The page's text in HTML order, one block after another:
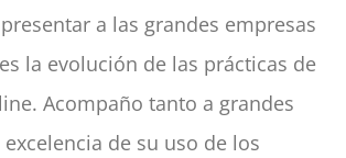
a las grandes empresas
la evolución de las prácticas de
Acompaño tanto a grandes
de su uso de los